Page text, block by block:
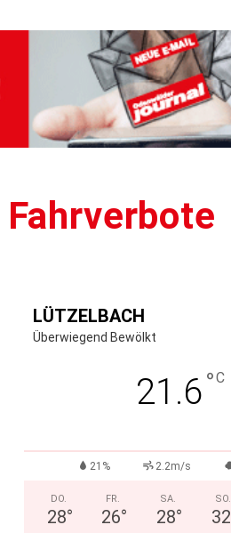
LÜTZELBACH
Überwiegend Bewölkt
21.6°C
21% 2.2m/s
DO.
28°
FR.
26°
SA.
28°
SO.
32